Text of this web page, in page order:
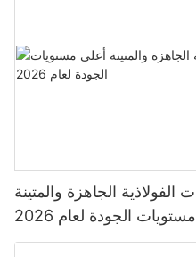
الجاهزة والمتينة
الجودة لعام 2026